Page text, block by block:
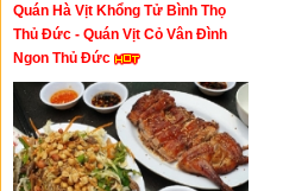
Quán Hà Vịt Khổng Tử Bình Thọ
Thủ Đức - Quán Vịt Cỏ Vân Đình
Ngon Thủ Đức